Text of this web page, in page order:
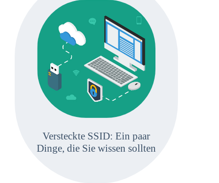
Versteckte SSID: Ein paar
Dinge, die Sie wissen sollten